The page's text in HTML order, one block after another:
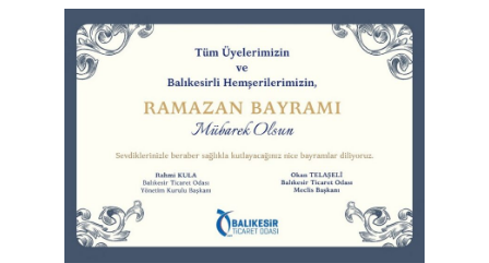
Balıkesirspor Sevdası İçin
Memleket Tek Yürek
6 Ağustos 2026 Perşembe, 11:51
Büyükşehir’den Kepsut’a Yatırım
6 Ağustos 2026 Perşembe, 16:43